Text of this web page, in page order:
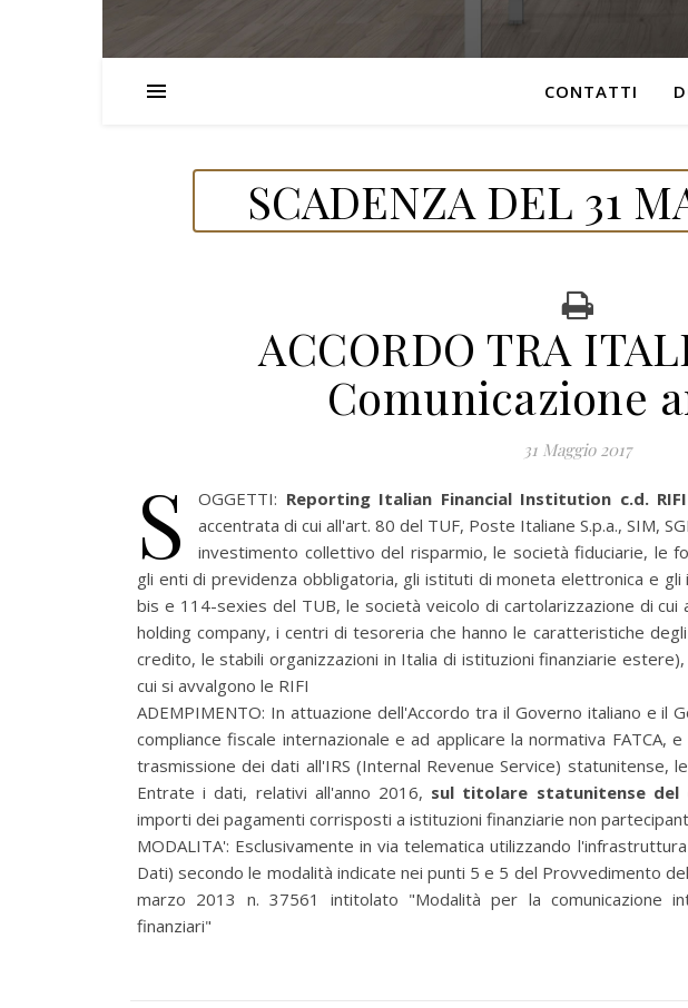
CONTATTI
SCADENZA DEL 31
ACCORDO TRA
Comunicazione
31 Maggio 2017
S OGGETTI: Reporting Italian Financial Institution c.d. RIFI
accentrata di cui all'art. 80 del TUF, Poste Italiane S.p.a., SIM,
investimento collettivo del risparmio, le società fiduciarie, le
gli enti di previdenza obbligatoria, gli istituti di moneta elettronica e
bis e 114-sexies del TUB, le società veicolo di cartolarizzazione di
holding company, i centri di tesoreria che hanno le caratteristiche
credito, le stabili organizzazioni in Italia di istituzioni finanziarie
cui si avvalgono le RIFI
ADEMPIMENTO: In attuazione dell'Accordo tra il Governo italiano e il
compliance fiscale internazionale e ad applicare la normativa
trasmissione dei dati all'IRS (Internal Revenue Service) statunitense,
Entrate i dati, relativi all'anno 2016, sul titolare statunitense del
importi dei pagamenti corrisposti a istituzioni finanziarie non
MODALITA': Esclusivamente in via telematica utilizzando
Dati) secondo le modalità indicate nei punti 5 e 5 del Provvedimento
marzo 2013 n. 37561 intitolato "Modalità per la comunicazione
finanziari"